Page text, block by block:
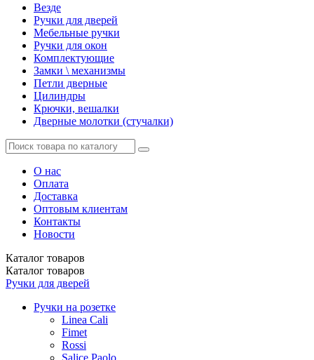
Везде
Ручки для дверей
Мебельные ручки
Ручки для окон
Комплектующие
Замки \ механизмы
Петли дверные
Цилиндры
Крючки, вешалки
Дверные молотки (стучалки)
О нас
Оплата
Доставка
Оптовым клиентам
Контакты
Новости
Каталог товаров
Каталог товаров
Ручки для дверей
Ручки на розетке
Linea Cali
Fimet
Rossi
Salice Paolo